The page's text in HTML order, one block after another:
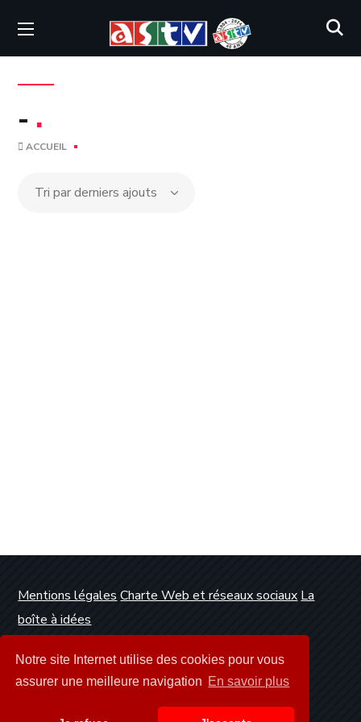
Notre site Internet utilise des cookies pour vous
assurer une meilleure navigation En savoir plus
- .
ACCUEIL
Mentions légales Charte Web et réseaux sociaux La
boîte à idées
Dunkerque